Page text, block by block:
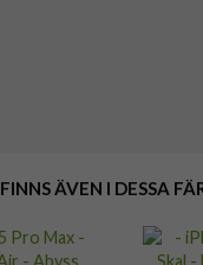
FINNS ÄVEN I DESSA